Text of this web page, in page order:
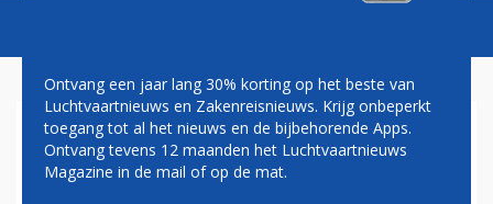
PLAY VERHOOGT AANTAL
VLUCHTEN NAAR SCHIPHOL
Ontvang een jaar lang 30% korting op het beste van
Luchtvaartnieuws en Zakenreisnieuws. Krijg onbeperkt
toegang tot al het nieuws en de bijbehorende Apps.
Ontvang tevens 12 maanden het Luchtvaartnieuws
Magazine in de mail of op de mat.